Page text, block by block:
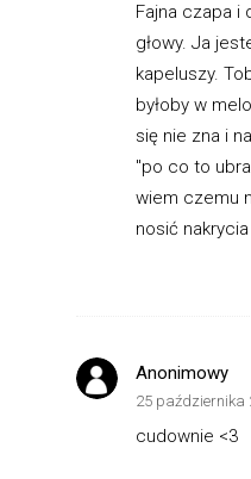
Fajna czapa i
głowy. Ja
kapeluszy.
byłoby w
się nie zna i
"po co to
wiem czemu
nosić nakrycia
Anonimowy
25 października
cudownie <3